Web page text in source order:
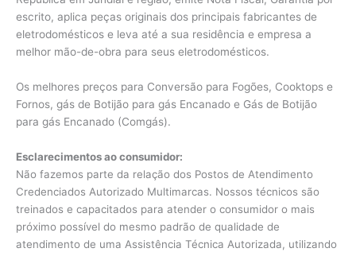
escrito, aplica peças originais dos principais fabricantes de
eletrodomésticos e leva até a sua residência e empresa a
melhor mão-de-obra para seus eletrodomésticos.
Os melhores preços para Conversão para Fogões, Cooktops e
Fornos, gás de Botijão para gás Encanado e Gás de Botijão
para gás Encanado (Comgás).
Esclarecimentos ao consumidor:
Não fazemos parte da relação dos Postos de Atendimento
Credenciados Autorizado Multimarcas. Nossos técnicos são
treinados e capacitados para atender o consumidor o mais
próximo possível do mesmo padrão de qualidade de
atendimento de uma Assistência Técnica Autorizada, utilizando